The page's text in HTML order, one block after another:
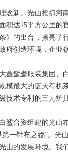
新。光山抢抓河南
积达15平方公里
》的出台，擦亮
府创造环境，企业
鸳鸯服装集团、白
模最大的蓝天有
技术专利的三元炉
合资组建的光山
一针布之都”。光
山的发展环境。我